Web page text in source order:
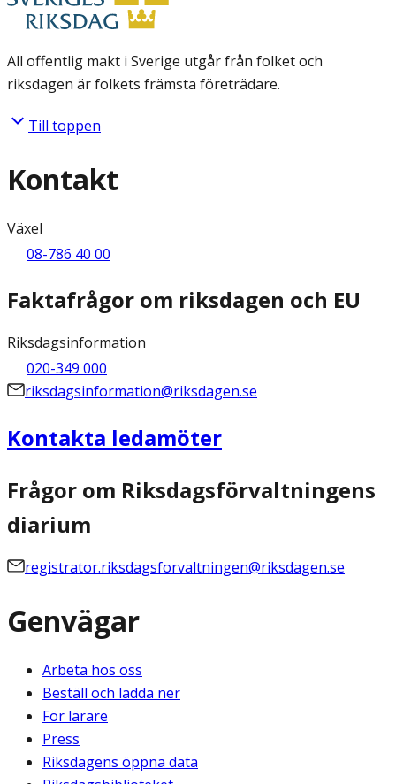
All offentlig makt i Sverige utgår från folket och
riksdagen är folkets främsta företrädare.
Till toppen
Kontakt
Växel
08-786 40 00
Faktafrågor om riksdagen och EU
Riksdagsinformation
020-349 000
riksdagsinformation@riksdagen.se
Kontakta ledamöter
Frågor om Riksdagsförvaltningens
diarium
registrator.riksdagsforvaltningen@riksdagen.se
Genvägar
Arbeta hos oss
Beställ och ladda ner
För lärare
Press
Riksdagens öppna data